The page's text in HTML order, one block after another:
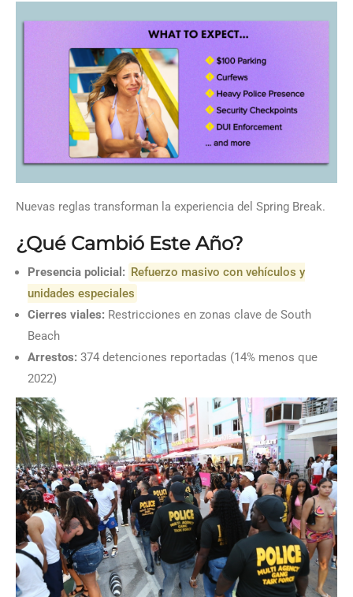
Nuevas reglas transforman la experiencia del Spring Break.
¿Qué Cambió Este Año?
Presencia policial: Refuerzo masivo con vehículos y
unidades especiales
Cierres viales: Restricciones en zonas clave de South
Beach
Arrestos: 374 detenciones reportadas (14% menos que
2022)